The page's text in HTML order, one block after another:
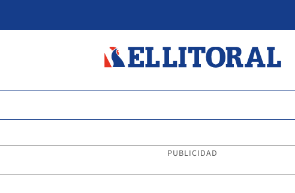
PUBLICIDAD